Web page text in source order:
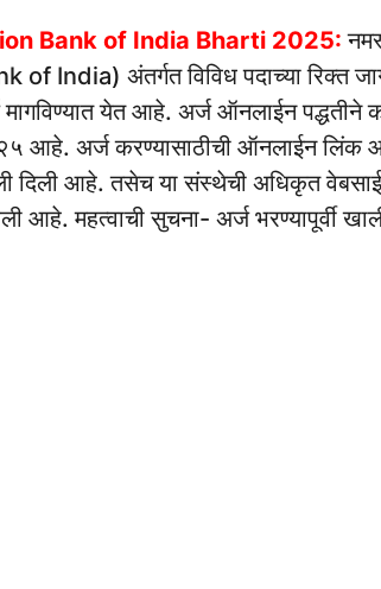
Bank of India Bharti 2025:
of India) अंतर्गत विविध पदाच्या रिक्त
मागविण्यात येत आहे. अर्ज ऑनलाईन
आहे. अर्ज करण्यासाठीची ऑनलाईन लिंक
दिली आहे. तसेच या संस्थेची अधिकृत
आहे. महत्वाची सुचना- अर्ज भरण्यापूर्वी